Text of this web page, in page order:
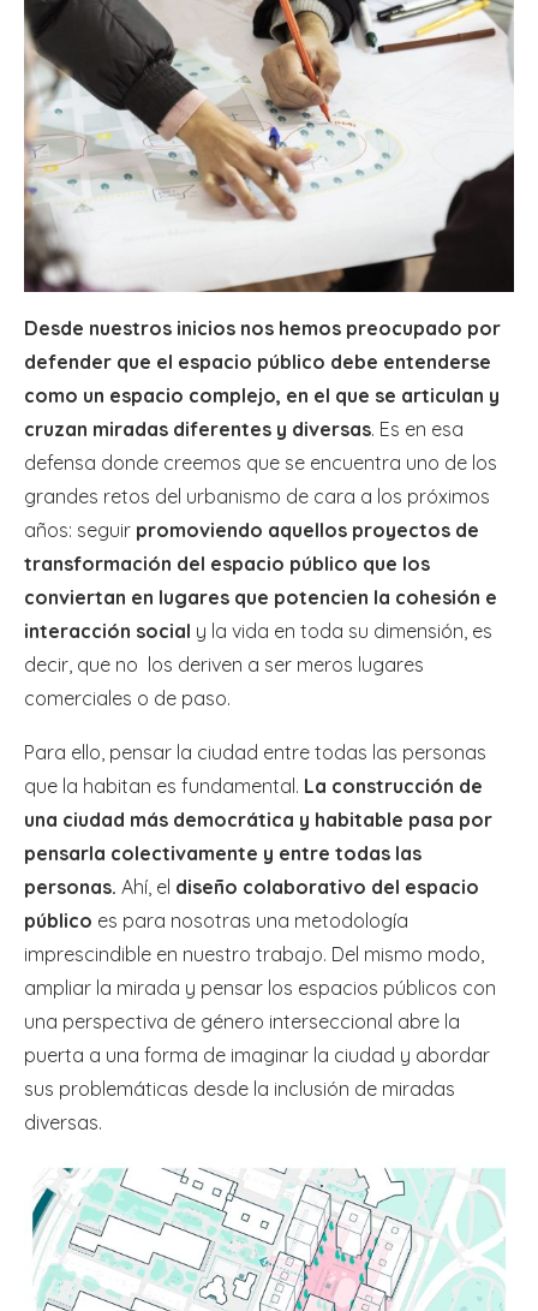
Desde nuestros inicios nos hemos preocupado por
defender que el espacio público debe entenderse
como un espacio complejo, en el que se articulan y
cruzan miradas diferentes y diversas. Es en esa
defensa donde creemos que se encuentra uno de los
grandes retos del urbanismo de cara a los próximos
años: seguir promoviendo aquellos proyectos de
transformación del espacio público que los
conviertan en lugares que potencien la cohesión e
interacción social y la vida en toda su dimensión, es
decir, que no los deriven a ser meros lugares
comerciales o de paso.
Para ello, pensar la ciudad entre todas las personas
que la habitan es fundamental. La construcción de
una ciudad más democrática y habitable pasa por
pensarla colectivamente y entre todas las
personas. Ahí, el diseño colaborativo del espacio
público es para nosotras una metodología
imprescindible en nuestro trabajo. Del mismo modo,
ampliar la mirada y pensar los espacios públicos con
una perspectiva de género interseccional abre la
puerta a una forma de imaginar la ciudad y abordar
sus problemáticas desde la inclusión de miradas
diversas.